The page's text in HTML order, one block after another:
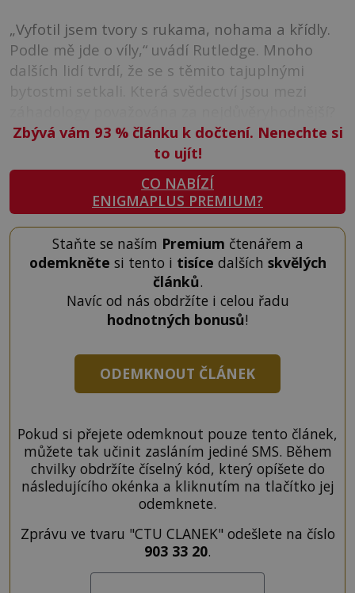
„Vyfotil jsem tvory s rukama, nohama a křídly.
Podle mě jde o víly,“ uvádí Rutledge. Mnoho
dalších lidí tvrdí, že se s těmito tajuplnými
bytostmi setkali. Která svědectví jsou mezi
Zbývá vám 93 %článku k dočtení. Nenechte si
to ujít!
CO NABÍZÍ
ENIGMAPLUS PREMIUM?
Staňte se naším Premium čtenářem a
odemkněte si tento i tisíce dalších skvělých
článků.
Navíc od nás obdržíte i celou řadu
hodnotných bonusů!
ODEMKNOUT ČLÁNEK
Pokud si přejete odemknout pouze tento článek,
můžete tak učinit zasláním jediné SMS. Během
chvilky obdržíte číselný kód, který opíšete do
následujícího okénka a kliknutím na tlačítko jej
odemknete.
Zprávu ve tvaru "CTU CLANEK" odešlete na číslo
903 33 20.